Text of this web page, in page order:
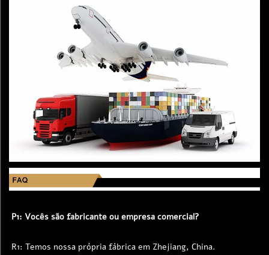
P1: Vocês são fabricante ou empresa comercial?
R1: Temos nossa própria fábrica em Zhejiang, China.